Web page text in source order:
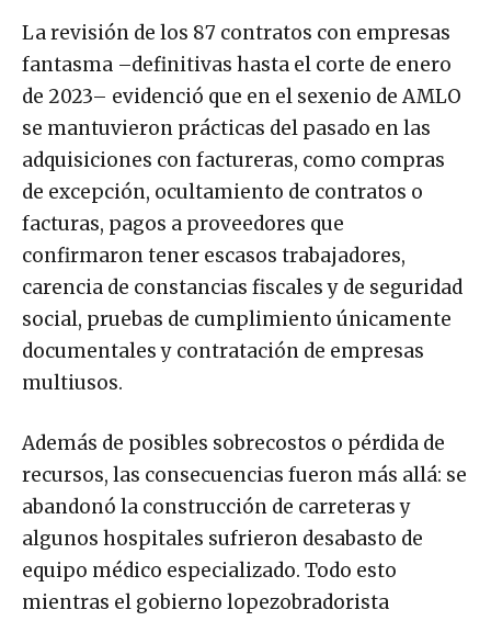
La revisión de los 87 contratos con empresas
fantasma –definitivas hasta el corte de enero
de 2023– evidenció que en el sexenio de AMLO
se mantuvieron prácticas del pasado en las
adquisiciones con factureras, como compras
de excepción, ocultamiento de contratos o
facturas, pagos a proveedores que
confirmaron tener escasos trabajadores,
carencia de constancias fiscales y de seguridad
social, pruebas de cumplimiento únicamente
documentales y contratación de empresas
multiusos.
Además de posibles sobrecostos o pérdida de
recursos, las consecuencias fueron más allá: se
abandonó la construcción de carreteras y
algunos hospitales sufrieron desabasto de
equipo médico especializado. Todo esto
mientras el gobierno lopezobradorista